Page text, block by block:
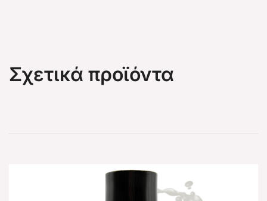
Σχετικά προϊόντα